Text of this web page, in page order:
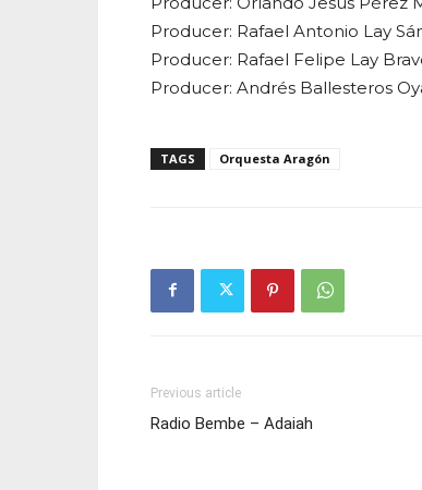
Producer: Rafael Antonio Lay
Producer: Rafael Felipe Lay
Producer: Andrés Ballesteros
TAGS Orquesta Aragón
Previous article
Radio Bembe – Adaiah